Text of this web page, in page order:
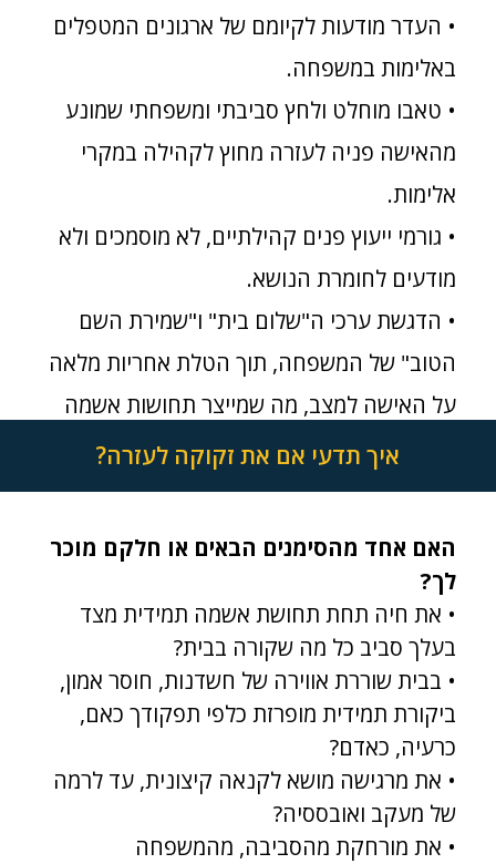
• העדר מודעות לקיומם של ארגונים המטפלים
באלימות במשפחה.
• טאבו מוחלט ולחץ סביבתי ומשפחתי שמונע
מהאישה פניה לעזרה מחוץ לקהילה במקרי
אלימות.
• גורמי ייעוץ פנים קהילתיים, לא מוסמכים ולא
מודעים לחומרת הנושא.
• הדגשת ערכי ה"שלום בית" ו"שמירת השם
הטוב" של המשפחה, תוך הטלת אחריות מלאה
על האישה למצב, מה שמייצר תחושות אשמה
קשות גם כשהיא קרבן בעצמה.
איך תדעי אם את זקוקה לעזרה?
האם אחד מהסימנים הבאים או חלקם מוכר
לך?
• את חיה תחת תחושת אשמה תמידית מצד
בעלך סביב כל מה שקורה בבית?
• בבית שוררת אווירה של חשדנות, חוסר אמון,
ביקורת תמידית מופרזת כלפי תפקודך כאם,
כרעיה, כאדם?
• את מרגישה מושא לקנאה קיצונית, עד לרמה
של מעקב ואובססיה?
• את מורחקת מהסביבה, מהמשפחה